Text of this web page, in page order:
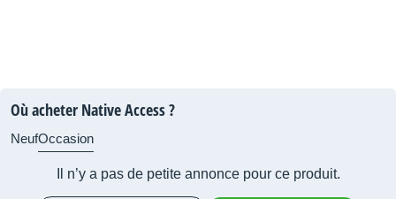
Où acheter Native Access ?
NeufOccasion
Il n’y a pas de petite annonce pour ce produit.